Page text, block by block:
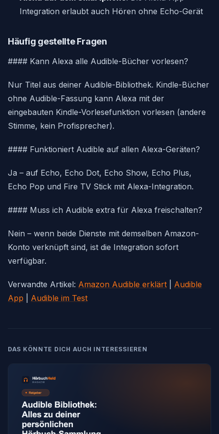
Integration erlaubt auch Hören ohne Echo-Gerät
Häufig gestellte Fragen
#### Kann Alexa alle Audible-Bücher vorlesen?
Nur Titel aus deiner Audible-Bibliothek. Kindle-Bücher
ohne Audible-Fassung kann Alexa mit der
eingebauten Kindle-Vorlesefunktion vorlesen (andere
Stimme, kein Profisprecher).
#### Funktioniert Audible auf allen Alexa-Geräten?
Ja – auf Echo, Echo Dot, Echo Show, Echo Plus,
Echo Pop und Fire TV Stick mit Alexa-Integration.
#### Muss ich Audible extra für Alexa freischalten?
Nein – wenn beide Dienste mit demselben Amazon-
Konto verknüpft sind, ist die Integration sofort
verfügbar.
Verwandte Artikel: Amazon Audible erklärt
Audible
App
Audible im Test
DAS KÖNNTE DICH AUCH INTERESSIEREN